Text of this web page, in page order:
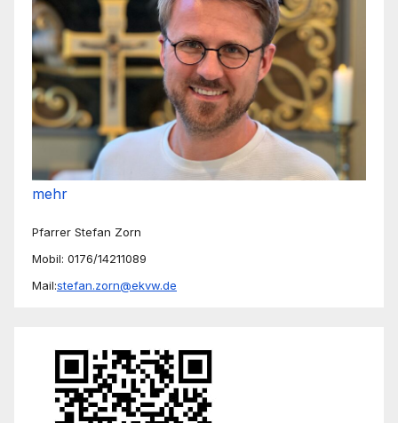
mehr
Pfarrer Stefan Zorn
Mobil: 0176/14211089
Mail:stefan.zorn@ekvw.de